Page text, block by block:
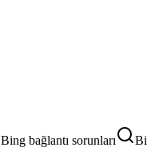
Bing bağlantı sorunları